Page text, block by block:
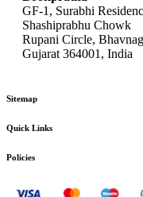
GF-1, Surabhi
Shashiprabhu Chowk
Rupani Circle,
Gujarat 364001, India
Sitemap
Quick Links
Policies